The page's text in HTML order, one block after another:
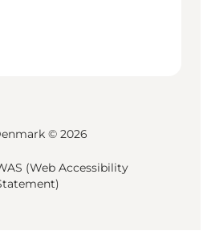
© 2026
(Web Accessibility